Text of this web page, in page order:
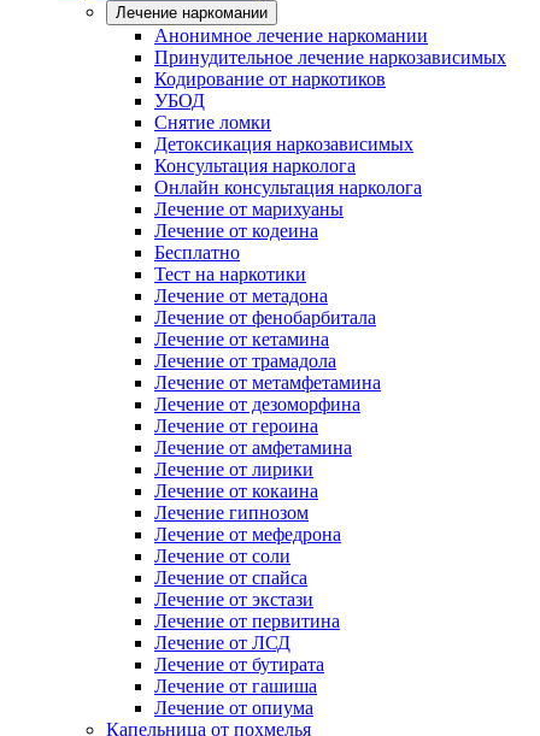
Лечение наркомании
Анонимное лечение наркомании
Принудительное лечение наркозависимых
Кодирование от наркотиков
УБОД
Снятие ломки
Детоксикация наркозависимых
Консультация нарколога
Онлайн консультация нарколога
Лечение от марихуаны
Лечение от кодеина
Бесплатно
Тест на наркотики
Лечение от метадона
Лечение от фенобарбитала
Лечение от кетамина
Лечение от трамадола
Лечение от метамфетамина
Лечение от дезоморфина
Лечение от героина
Лечение от амфетамина
Лечение от лирики
Лечение от кокаина
Лечение гипнозом
Лечение от мефедрона
Лечение от соли
Лечение от спайса
Лечение от экстази
Лечение от первитина
Лечение от ЛСД
Лечение от бутирата
Лечение от гашиша
Лечение от опиума
Капельница от похмелья